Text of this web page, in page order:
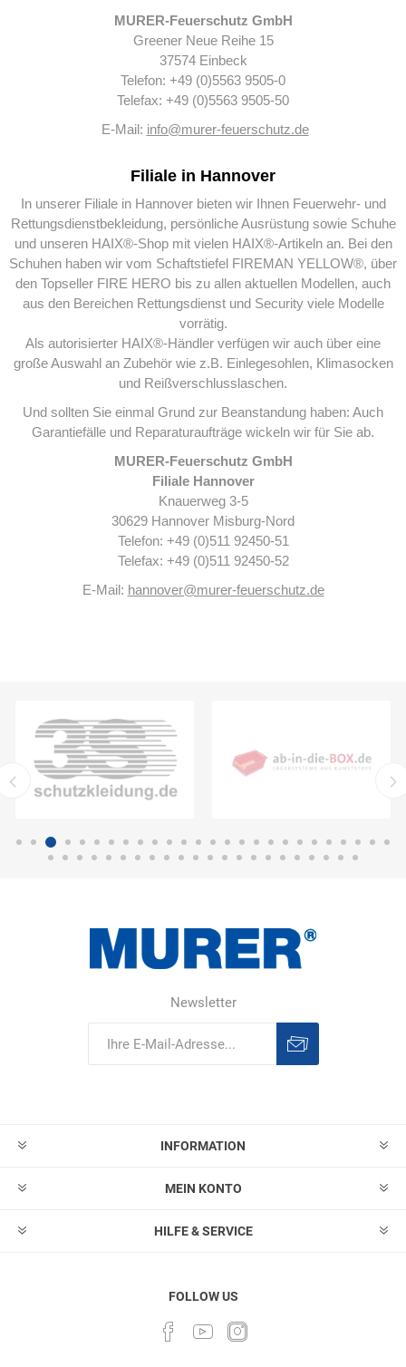
MURER-Feuerschutz GmbH
Greener Neue Reihe 15
37574 Einbeck
Telefon: +49 (0)5563 9505-0
Telefax: +49 (0)5563 9505-50
E-Mail: info@murer-feuerschutz.de
Filiale in Hannover
In unserer Filiale in Hannover bieten wir Ihnen Feuerwehr- und
Rettungsdienstbekleidung, persönliche Ausrüstung sowie Schuhe
und unseren HAIX®-Shop mit vielen HAIX®-Artikeln an. Bei den
Schuhen haben wir vom Schaftstiefel FIREMAN YELLOW®, über
den Topseller FIRE HERO bis zu allen aktuellen Modellen, auch
aus den Bereichen Rettungsdienst und Security viele Modelle
vorrätig.
Als autorisierter HAIX®-Händler verfügen wir auch über eine
große Auswahl an Zubehör wie z.B. Einlegesohlen, Klimasocken
und Reißverschlusslaschen.
Und sollten Sie einmal Grund zur Beanstandung haben: Auch
Garantiefälle und Reparaturaufträge wickeln wir für Sie ab.
MURER-Feuerschutz GmbH
Filiale Hannover
Knauerweg 3-5
30629 Hannover Misburg-Nord
Telefon: +49 (0)511 92450-51
Telefax: +49 (0)511 92450-52
E-Mail: hannover@murer-feuerschutz.de
Newsletter
INFORMATION
MEIN KONTO
HILFE & SERVICE
FOLLOW US